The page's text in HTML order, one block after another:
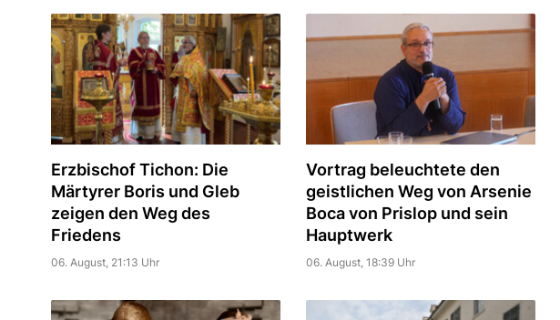
Erzbischof Tichon: Die
Märtyrer Boris und Gleb
zeigen den Weg des
Friedens
06. August, 21:13 Uhr
Vortrag beleuchtete den
geistlichen Weg von Arsenie
Boca von Prislop und sein
Hauptwerk
06. August, 18:39 Uhr